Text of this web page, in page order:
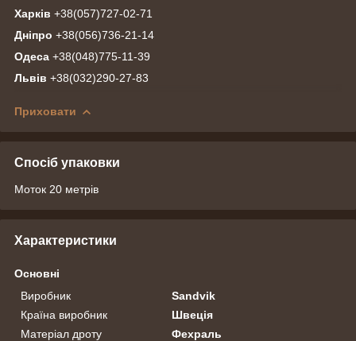
Харків +38(057)727-02-71
Дніпро +38(056)736-21-14
Одеса +38(048)775-11-39
Львів +38(032)290-27-83
Приховати
Спосіб упаковки
Моток 20 метрів
Характеристики
Основні
Виробник
Sandvik
Країна виробник
Швеція
Матеріал дроту
Фехраль